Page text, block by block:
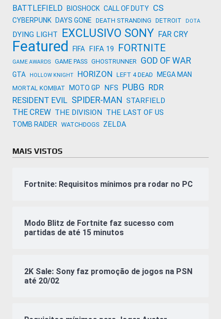
BATTLEFIELD BIOSHOCK CALL OF DUTY CS
CYBERPUNK DAYS GONE DEATH STRANDING DETROIT DOTA
DYING LIGHT EXCLUSIVO SONY FAR CRY
Featured FIFA FIFA 19 FORTNITE
GAME AWARDS GAME PASS GHOSTRUNNER GOD OF WAR
GTA HOLLOW KNIGHT HORIZON LEFT 4 DEAD MEGA MAN
MORTAL KOMBAT MOTO GP NFS PUBG RDR
RESIDENT EVIL SPIDER-MAN STARFIELD
THE CREW THE DIVISION THE LAST OF US
TOMB RAIDER WATCHDOGS ZELDA
MAIS VISTOS
Fortnite: Requisitos mínimos pra rodar no PC
Modo Blitz de Fortnite faz sucesso com
partidas de até 15 minutos
2K Sale: Sony faz promoção de jogos na PSN
até 20/02